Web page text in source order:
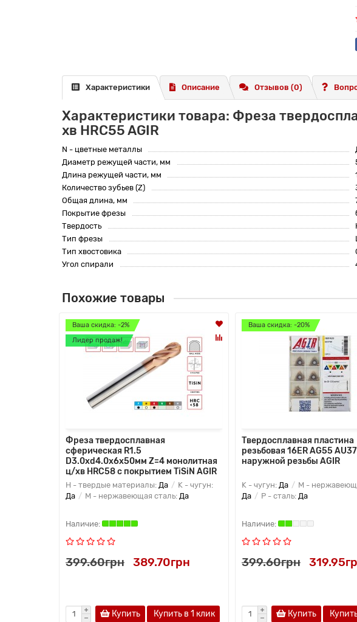
Характеристики Описание Отзывов (0)
Характеристики товара: Фреза
хв HRC55 AGIR
N - цветные металлы
Диаметр режущей части, мм
Длина режущей части, мм
Количество зубьев (Z)
Общая длина, мм
Покрытие фрезы
Твердость
Тип фрезы
Тип хвостовика
Угол спирали
Похожие товары
Ваша скидка: -2%
Лидер продаж!
Фреза твердосплавная
сферическая R1.5
D3.0xd4.0х6х50мм Z=4 монолитная
ц/хв HRC58 с покрытием TiSiN AGIR
H - твердые материалы: Да
K - чугун:
Да
M - нержавеющая сталь: Да
399.60грн 389.70грн
Купить Купить в 1 клик
Ваша скидка: -20%
Твердосплавная пластина
резьбовая 16ER AG55
наружной резьбы AGIR
K - чугун: Да
M -
Да
P - сталь: Да
399.60грн
Купить